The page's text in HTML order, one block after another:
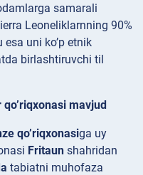
samarali
Leoneliklarnning 90%
uni ko’p etnik
birlashtiruvchi til
mavjud
qo’riqxonasiga uy
Fritaun shahridan
tabiatni muhofaza